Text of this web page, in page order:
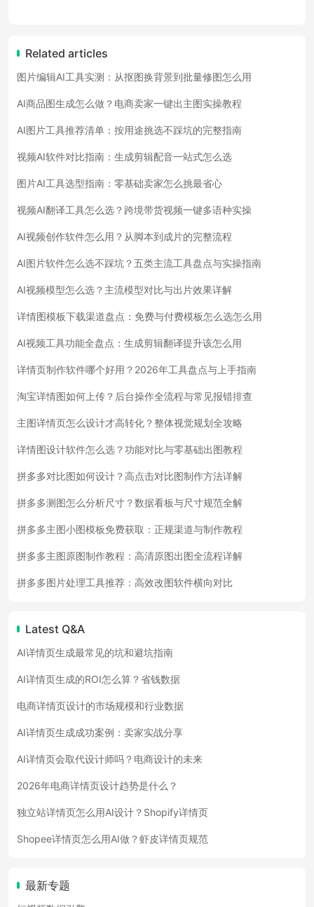
Related articles
图片编辑AI工具实测：从抠图换背景到批量修图怎么用
AI商品图生成怎么做？电商卖家一键出主图实操教程
AI图片工具推荐清单：按用途挑选不踩坑的完整指南
视频AI软件对比指南：生成剪辑配音一站式怎么选
图片AI工具选型指南：零基础卖家怎么挑最省心
视频AI翻译工具怎么选？跨境带货视频一键多语种实操
AI视频创作软件怎么用？从脚本到成片的完整流程
AI图片软件怎么选不踩坑？五类主流工具盘点与实操指南
AI视频模型怎么选？主流模型对比与出片效果详解
详情图模板下载渠道盘点：免费与付费模板怎么选怎么用
AI视频工具功能全盘点：生成剪辑翻译提升该怎么用
详情页制作软件哪个好用？2026年工具盘点与上手指南
淘宝详情图如何上传？后台操作全流程与常见报错排查
主图详情页怎么设计才高转化？整体视觉规划全攻略
详情图设计软件怎么选？功能对比与零基础出图教程
拼多多对比图如何设计？高点击对比图制作方法详解
拼多多测图怎么分析尺寸？数据看板与尺寸规范全解
拼多多主图小图模板免费获取：正规渠道与制作教程
拼多多主图原图制作教程：高清原图出图全流程详解
拼多多图片处理工具推荐：高效改图软件横向对比
Latest Q&A
AI详情页生成最常见的坑和避坑指南
AI详情页生成的ROI怎么算？省钱数据
电商详情页设计的市场规模和行业数据
AI详情页生成成功案例：卖家实战分享
AI详情页会取代设计师吗？电商设计的未来
2026年电商详情页设计趋势是什么？
独立站详情页怎么用AI设计？Shopify详情页
Shopee详情页怎么用AI做？虾皮详情页规范
最新专题